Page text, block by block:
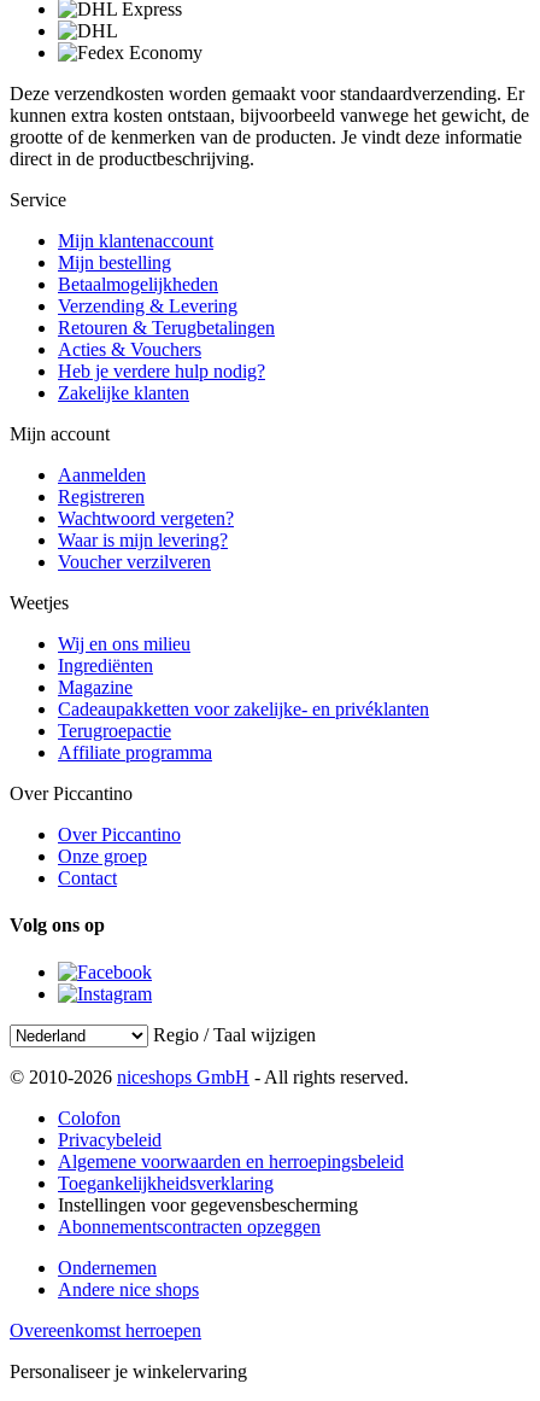
Deze verzendkosten worden gemaakt voor standaardverzending. Er
kunnen extra kosten ontstaan, bijvoorbeeld vanwege het gewicht, de
grootte of de kenmerken van de producten. Je vindt deze informatie
direct in de productbeschrijving.
Service
Mijn klantenaccount
Mijn bestelling
Betaalmogelijkheden
Verzending & Levering
Retouren & Terugbetalingen
Acties & Vouchers
Heb je verdere hulp nodig?
Zakelijke klanten
Mijn account
Aanmelden
Registreren
Wachtwoord vergeten?
Waar is mijn levering?
Voucher verzilveren
Weetjes
Wij en ons milieu
Ingrediënten
Magazine
Cadeaupakketten voor zakelijke- en privéklanten
Terugroepactie
Affiliate programma
Over Piccantino
Over Piccantino
Onze groep
Contact
Volg ons op
Regio / Taal wijzigen
© 2010-2026 niceshops GmbH - All rights reserved.
Colofon
Privacybeleid
Algemene voorwaarden en herroepingsbeleid
Toegankelijkheidsverklaring
Instellingen voor gegevensbescherming
Abonnementscontracten opzeggen
Ondernemen
Andere nice shops
Overeenkomst herroepen
Personaliseer je winkelervaring